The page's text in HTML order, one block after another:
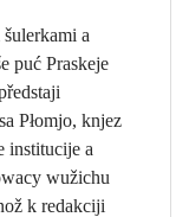
a
puć Praskeje
Płomjo, knjez
institucije a
wužichu
k redakciji